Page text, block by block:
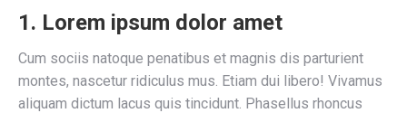
1. Lorem ipsum dolor amet
Cum sociis natoque penatibus et magnis dis parturient
montes, nascetur ridiculus mus. Etiam dui libero! Vivamus
aliquam dictum lacus quis tincidunt. Phasellus rhoncus